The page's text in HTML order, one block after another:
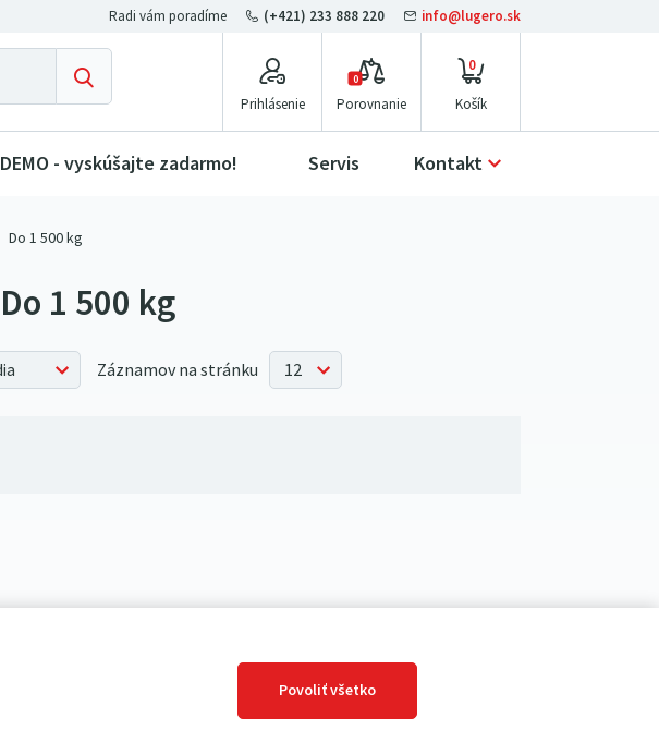
Povoliť všetko
Prihlásenie Porovnanie
0
0
Kontakt
DEMO - vyskúšajte zadarmo! Servis
(+421) 233 888 220 info@lugero.sk
Do 1 500 kg
Do 1 500 kg
Záznamov na stránku